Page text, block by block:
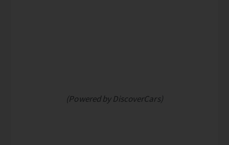
(Powered by DiscoverCars)